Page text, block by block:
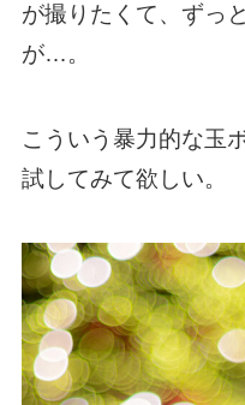
が撮りたくて、ずっ
が…。
こういう暴力的な玉
試してみて欲しい。